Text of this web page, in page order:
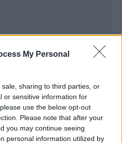
My Personal
sharing to third parties, or
or sensitive information for
use the below opt-out
Please note that after your
you may continue seeing
personal information utilized by